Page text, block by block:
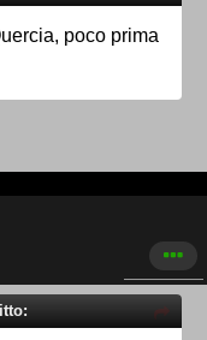
poco prima